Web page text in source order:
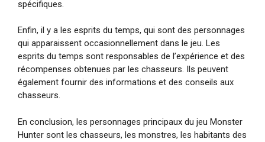
spécifiques.
Enfin, il y a les esprits du temps, qui sont des personnages
qui apparaissent occasionnellement dans le jeu. Les
esprits du temps sont responsables de l’expérience et des
récompenses obtenues par les chasseurs. Ils peuvent
également fournir des informations et des conseils aux
chasseurs.
En conclusion, les personnages principaux du jeu Monster
Hunter sont les chasseurs, les monstres, les habitants des